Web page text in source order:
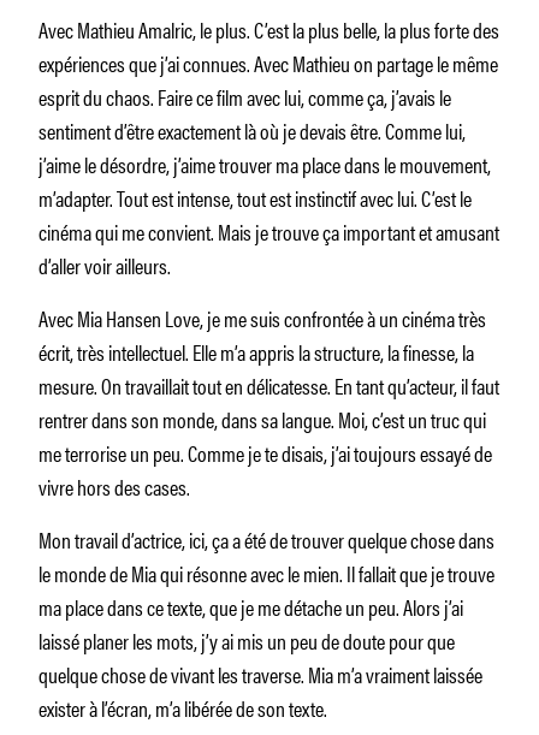
Avec Mathieu Amalric, le plus. C’est la plus belle, la plus forte des
expériences que j’ai connues. Avec Mathieu on partage le même
esprit du chaos. Faire ce film avec lui, comme ça, j’avais le
sentiment d’être exactement là où je devais être. Comme lui,
j’aime le désordre, j’aime trouver ma place dans le mouvement,
m’adapter. Tout est intense, tout est instinctif avec lui. C’est le
cinéma qui me convient. Mais je trouve ça important et amusant
d’aller voir ailleurs.
Avec Mia Hansen Love, je me suis confrontée à un cinéma très
écrit, très intellectuel. Elle m’a appris la structure, la finesse, la
mesure. On travaillait tout en délicatesse. En tant qu’acteur, il faut
rentrer dans son monde, dans sa langue. Moi, c’est un truc qui
me terrorise un peu. Comme je te disais, j’ai toujours essayé de
vivre hors des cases.
Mon travail d’actrice, ici, ça a été de trouver quelque chose dans
le monde de Mia qui résonne avec le mien. Il fallait que je trouve
ma place dans ce texte, que je me détache un peu. Alors j’ai
laissé planer les mots, j’y ai mis un peu de doute pour que
quelque chose de vivant les traverse. Mia m’a vraiment laissée
exister à l’écran, m’a libérée de son texte.